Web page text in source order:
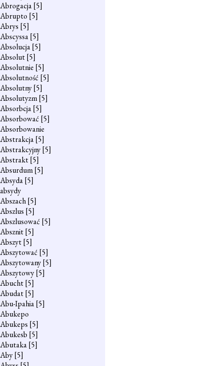
Abrogacja[5]
Abrupto [5]
Abrys [5]
Abscyssa[5]
Absolucja[5]
Absolut[5]
Absolutnie [5]
Absolutność [5]
Absolutny[5]
Absolutyzm[5]
Absorbcja[5]
Absorbować [5]
Absorbowanie
Abstrakcja[5]
Abstrakcyjny[5]
Abstrakt[5]
Absurdum[5]
Absyda[5]
absydy
Abszach[5]
Abszlus [5]
Abszlusować [5]
Absznit[5]
Abszyt[5]
Abszytować [5]
Abszytowany[5]
Abszytowy[5]
Abucht[5]
Abudat[5]
Abu-Ipahia[5]
Abukepo
Abukeps [5]
Abukesb [5]
Abutaka[5]
Aby[5]